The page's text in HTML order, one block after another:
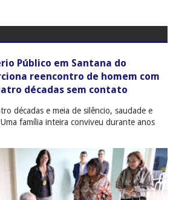
Público em Santana do
reencontro de homem com
décadas sem contato
décadas e meia de silêncio, saudade e
família inteira conviveu durante anos